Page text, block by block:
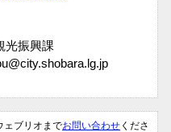
振興課
ェブリオまでお問い合わせ くださ